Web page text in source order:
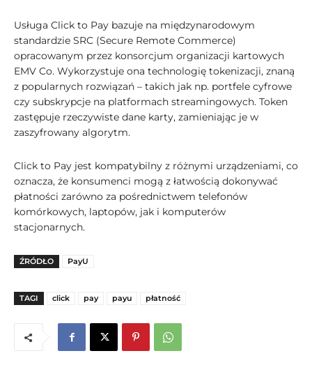
Usługa Click to Pay bazuje na międzynarodowym
standardzie SRC (Secure Remote Commerce)
opracowanym przez konsorcjum organizacji kartowych
EMV Co. Wykorzystuje ona technologię tokenizacji, znaną
z popularnych rozwiązań – takich jak np. portfele cyfrowe
czy subskrypcje na platformach streamingowych. Token
zastępuje rzeczywiste dane karty, zamieniając je w
zaszyfrowany algorytm.
Click to Pay jest kompatybilny z różnymi urządzeniami, co
oznacza, że konsumenci mogą z łatwością dokonywać
płatności zarówno za pośrednictwem telefonów
komórkowych, laptopów, jak i komputerów
stacjonarnych.
ŹRÓDŁO PayU
TAGI click pay payu płatność